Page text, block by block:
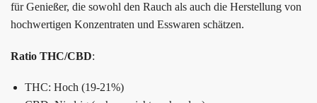
für Genießer, die sowohl den Rauch als auch die Herstellung von
hochwertigen Konzentraten und Esswaren schätzen.
Ratio THC/CBD:
THC: Hoch (19-21%)